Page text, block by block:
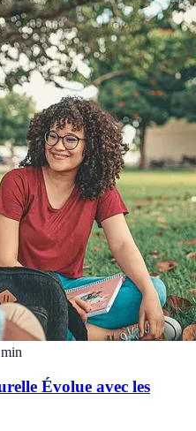
min
Évolue avec les